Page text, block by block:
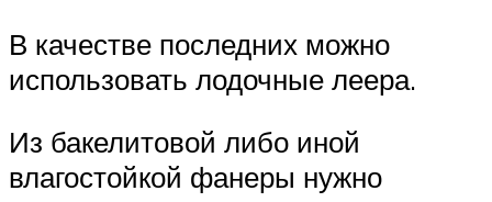
В качестве последних можно
использовать лодочные леера.
Из бакелитовой либо иной
влагостойкой фанеры нужно